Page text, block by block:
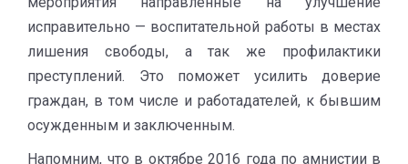
исправительно — воспитательной работы в местах
лишения свободы, а так же профилактики
преступлений. Это поможет усилить доверие
граждан, в том числе и работадателей, к бывшим
осужденным и заключенным.
Напомним, что в октябре 2016 года по амнистии в